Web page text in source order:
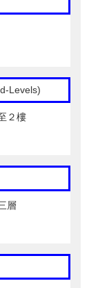
Levels)
２樓
層